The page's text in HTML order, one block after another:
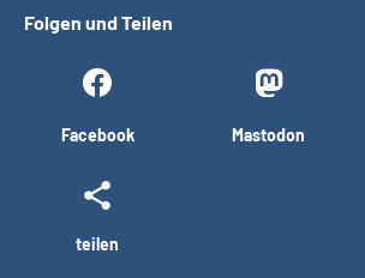
Folgen und Teilen
Facebook Mastodon
teilen